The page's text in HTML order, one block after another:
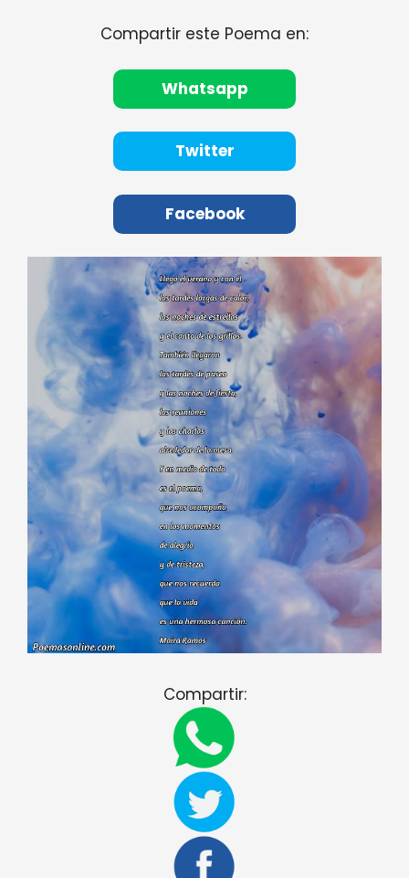
Compartir este Poema en:
Whatsapp
Twitter
Facebook
Compartir: